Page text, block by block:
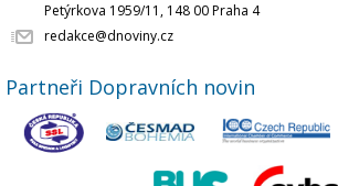
Petýrkova 1959/11, 148 00 Praha 4
redakce@dnoviny.cz
Partneři Dopravních novin